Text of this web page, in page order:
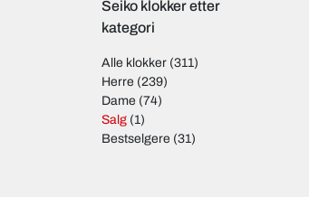
Seiko klokker etter
kategori
Alle klokker (311)
Herre (239)
Dame (74)
Salg (1)
Bestselgere (31)